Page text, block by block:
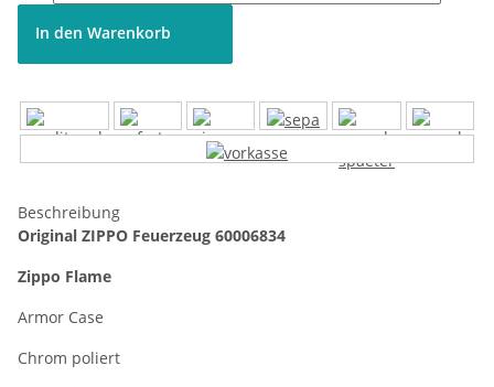
In den Warenkorb
Beschreibung
Original ZIPPO Feuerzeug 60006834
Zippo Flame
Armor Case
Chrom poliert